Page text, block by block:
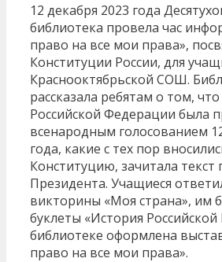
12 декабря 2023 года
библиотека провела час
право на все мои права»,
Конституции России, для
Краснооктябрьской СОШ.
рассказала ребятам о том,
Российской Федерации была
всенародным голосованием
года, какие с тех пор
Конституцию, зачитала текст
Президента. Учащиеся
викторины «Моя страна», им
буклеты «История
библиотеке оформлена
право на все мои права».